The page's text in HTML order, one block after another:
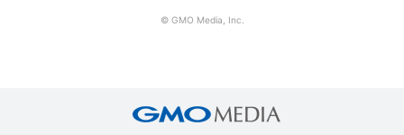
© GMO Media, Inc.